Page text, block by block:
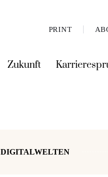
PRINT
Zukunft
DIGITALWELTEN